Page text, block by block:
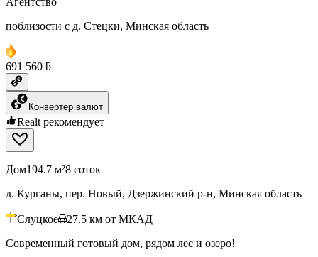
поблизости с д. Стецки, Минская область
691 560 ƃ
Конвертер валют
Realt рекомендует
Дом194.7 м²8 соток
д. Курганы, пер. Новый, Дзержинский р-н, Минская область
Слуцкое 27.5 км от МКАД
Современный готовый дом, рядом лес и озеро!